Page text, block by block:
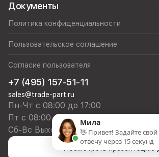
Документы
Политика конфиденциальности
Пользовательское соглашение
Согласие пользователя
+7 (495) 157-51-11
sales@trade-part.ru
Пн-Чт с 08:00 до 17:00
Пт с 08:00 до 16:00
Сб-Вс Выходной
Мила
👋 Привет! Задайте
отвечу через 15 секунд